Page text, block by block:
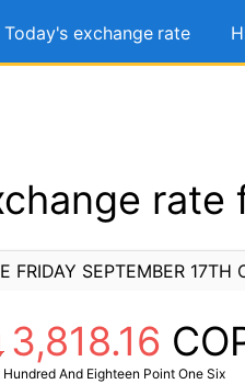
Today's exchange rate
FRIDAY SEPTEMBER 17TH
3,818.16
And Eighteen Point One Six